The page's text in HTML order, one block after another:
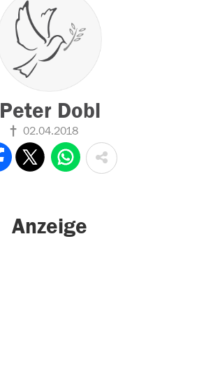
Peter Dobl
02.04.2018
Anzeige